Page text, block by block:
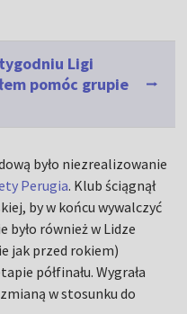
Ligi
pomóc grupie
było niezrealizowanie
Perugia. Klub ściągnął
by w końcu wywalczyć
było również w Lidze
jak przed rokiem)
półfinału. Wygrała
w stosunku do